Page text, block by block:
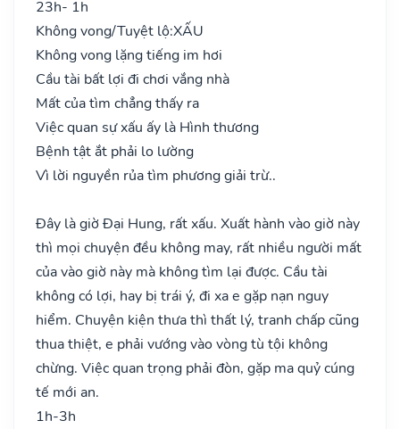
23h- 1h
Không vong/Tuyệt lộ:XẤU
Không vong lặng tiếng im hơi
Cầu tài bất lợi đi chơi vắng nhà
Mất của tìm chẳng thấy ra
Việc quan sự xấu ấy là Hình thương
Bệnh tật ắt phải lo lường
Vì lời nguyền rủa tìm phương giải trừ..
Đây là giờ Đại Hung, rất xấu. Xuất hành vào giờ này
thì mọi chuyện đều không may, rất nhiều người mất
của vào giờ này mà không tìm lại được. Cầu tài
không có lợi, hay bị trái ý, đi xa e gặp nạn nguy
hiểm. Chuyện kiện thưa thì thất lý, tranh chấp cũng
thua thiệt, e phải vướng vào vòng tù tội không
chừng. Việc quan trọng phải đòn, gặp ma quỷ cúng
tế mới an.
1h-3h